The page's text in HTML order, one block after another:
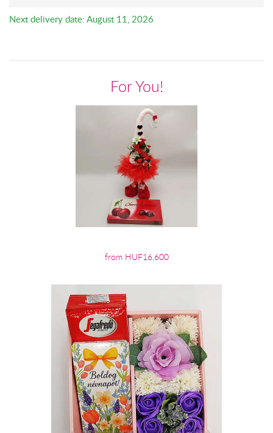
Next delivery date: August 11, 2026
For You!
from HUF16,600